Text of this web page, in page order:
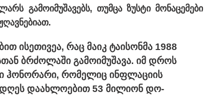
ნიკა
1 წლით
მიესაჯა
გა­მო­ი­მუ­შა­ვებს, თუმ­ცა ზუს­ტი მო­ნა­ცე­მე­ბი
ისე­თი­ვეა, რაც მაიკ ტა­ი­სონ­მა 1988
ბრძო­ლა­ში გა­მო­ი­მუ­შა­ვა. იმ დროს
ჰო­ნო­რა­რი, რო­მე­ლიც ინფლა­ცი­ის
დღეს და­ახ­ლო­ე­ბით 53 მი­ლი­ონ დო­